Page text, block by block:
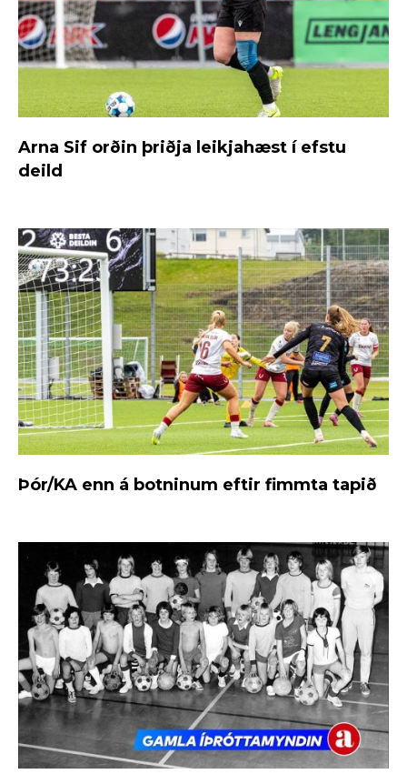
Arna Sif orðin þriðja leikjahæst í efstu
deild
Þór/KA enn á botninum eftir fimmta tapið